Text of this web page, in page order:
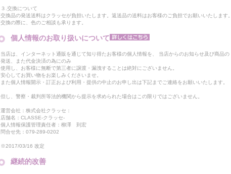
３.交換について
交換品の発送送料はクラッセが負担いたします。返送品の送料はお客様のご負担でお願いいたします。
交換の際に、色のご相談も承ります。
個人情報のお取り扱いについて
当店は、インターネット通販を通じて知り得たお客様の個人情報を、 当店からのお知らせ及び商品の
発送、また代金決済の為にのみ
使用し、お客様に無断で第三者に譲渡・漏洩することは絶対にございません。
安心してお買い物をお楽しみくださいませ。
また個人情報開示・訂正および利用・提供の中止のお申し出は下記までご連絡をお願いいたします。
但し、警察・裁判所等法的機関から提示を求められた場合はこの限りではございません。
運営会社：株式会社クラッセ：
店舗名：CLASSE-クラッセ-
個人情報保護管理責任者：柳澤 到宏
問合せ先：079-289-0202
※2017/03/16 改定
継続的改善